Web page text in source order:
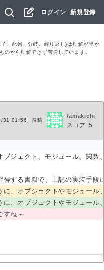
ログイン 新規登録
、配列、分岐、繰り返し)は理解が早か
のから理解できず苦労しています。
31 01:56 投稿
tamakichi
スコア 5
ブジェクト、モジュール、関
得する書籍で、上記の実装手段
に、オブジェクトやモジュー
に、オブジェクトやモジュー
すね～